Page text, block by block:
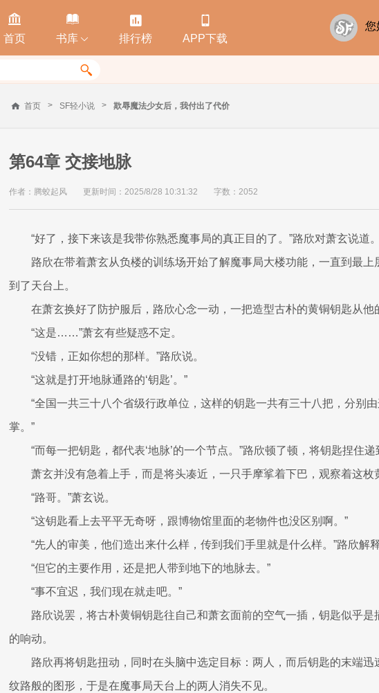

首页

书库 

排行榜

APP下载

首页 > SF轻小说 > 欺辱魔法少女后，我付出了代价
第64章 交接地脉
作者：腾蛟起风 更新时间：2025/8/28 10:31:32 字数：2052
“好了，接下来该是我带你熟悉魔事局的真正目的了。”路欣对萧玄说道。
路欣在带着萧玄从负楼的训练场开始了解魔事局大楼功能，一直到最
到了天台上。
在萧玄换好了防护服后，路欣心念一动，一把造型古朴的黄铜钥匙从他
“这是……”萧玄有些疑惑不定。
“没错，正如你想的那样。”路欣说。
“这就是打开地脉通路的‘钥匙’。”
“全国一共三十八个省级行政单位，这样的钥匙一共有三十八把，分别
掌。”
“而每一把钥匙，都代表‘地脉’的一个节点。”路欣顿了顿，将钥匙捏住递
萧玄并没有急着上手，而是将头凑近，一只手摩挲着下巴，观察着这枚
“路哥。”萧玄说。
“这钥匙看上去平平无奇呀，跟博物馆里面的老物件也没区别啊。”
“先人的审美，他们造出来什么样，传到我们手里就是什么样。”路欣解释
“但它的主要作用，还是把人带到地下的地脉去。”
“事不宜迟，我们现在就走吧。”
路欣说罢，将古朴黄铜钥匙往自己和萧玄面前的空气一插，钥匙似乎
的响动。
路欣再将钥匙扭动，同时在头脑中选定目标：两人，而后钥匙的末端迅
纹路般的图形，于是在魔事局天台上的两人消失不见。